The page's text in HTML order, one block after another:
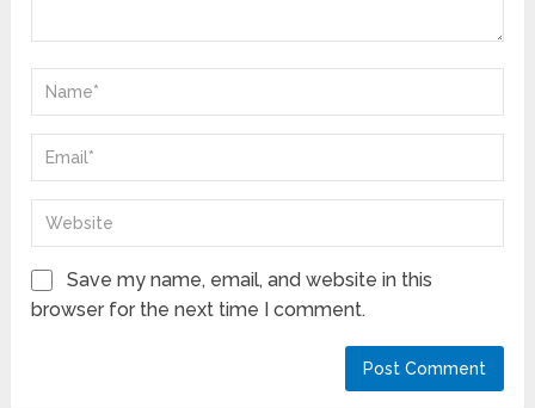
Save my name, email, and website in this
browser for the next time I comment.